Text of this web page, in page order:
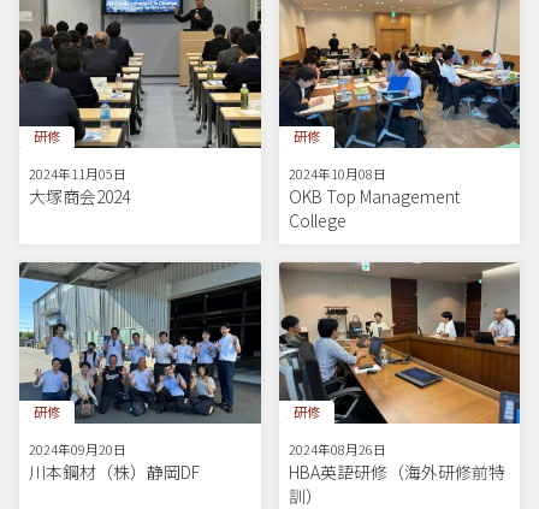
研修
2024年11月05日
大塚商会2024
研修
2024年10月08日
OKB Top Management
College
研修
2024年09月20日
川本鋼材（株）静岡DF
研修
2024年08月26日
HBA英語研修（海外研修前特
訓）